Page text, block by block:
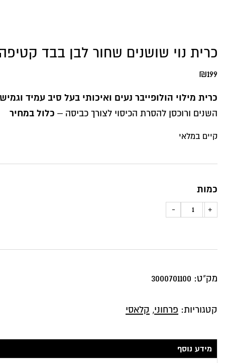
כרית נוי שושנים שחור לבן בבד קטיפה
₪199
כרית מילוי הולופייבר נעים ואיכותי בעל סיב עמיד וגמיש
השנים ורוכסן להסרת הכיסוי לצורך כביסה – כלול במחיר
קיים במלאי
כמות
+
כמות
-
מק"ט: 3000701100
קטגוריות: פרחוני, קלאסי
מידע נוסף